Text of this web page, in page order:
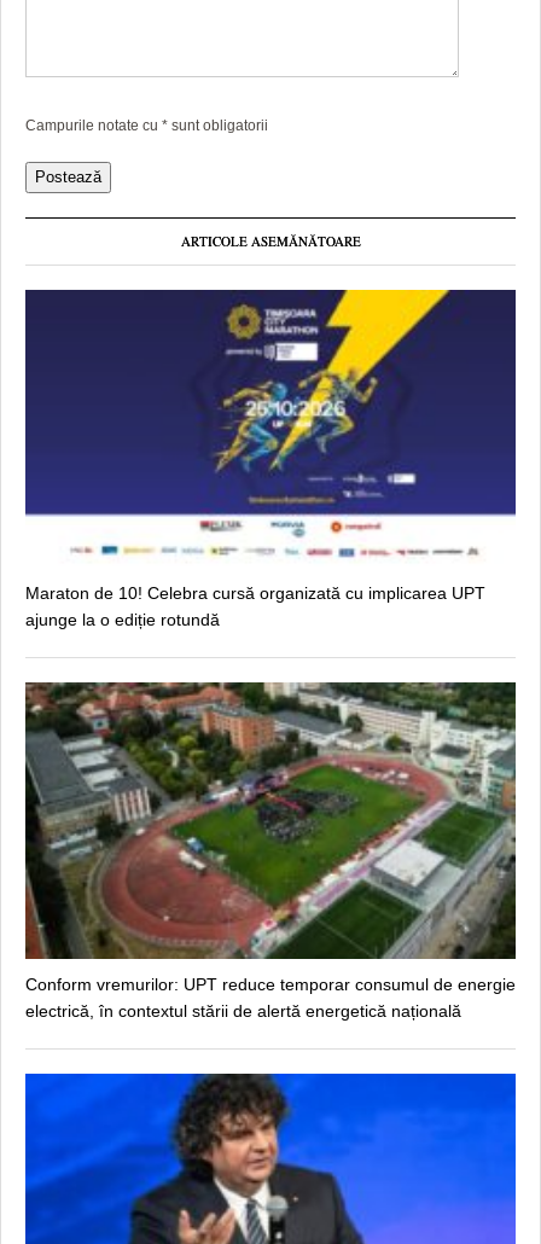
Campurile notate cu * sunt obligatorii
ARTICOLE ASEMĂNĂTOARE
Maraton de 10! Celebra cursă organizată cu implicarea UPT
ajunge la o ediție rotundă
Conform vremurilor: UPT reduce temporar consumul de energie
electrică, în contextul stării de alertă energetică națională